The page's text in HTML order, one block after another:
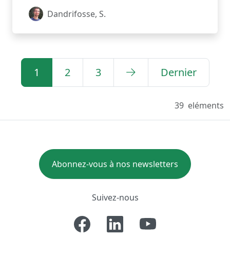
Dandrifosse, S.
1 2 3 Dernier
39 eléments
Abonnez-vous à nos newsletters
Suivez-nous